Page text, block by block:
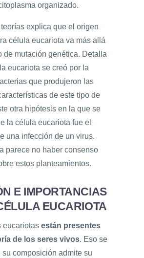
organizado.
explica que el origen
célula eucariota va más allá
de mutación genética. Detalla
eucariota se creó por la
que produjeron las
de este tipo de
otra hipótesis en la que se
la célula eucariota fue el
una infección de un virus.
parece no haber consenso
estos planteamientos.
E IMPORTANCIAS
EUCARIOTA
eucariotas están presentes
de los seres vivos. Eso se
su composición admite su